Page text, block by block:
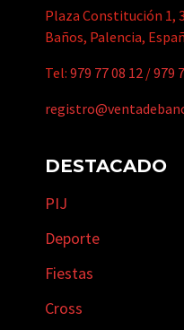
Plaza Constitución 1,
Baños, Palencia,
Tel: 979 77 08 12 /979
DESTACADO
PIJ
Deporte
Fiestas
Cross